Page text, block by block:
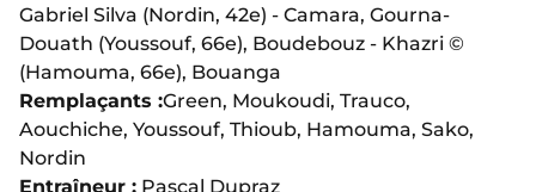
Gabriel Silva (Nordin, 42e) - Camara, Gourna-
Douath (Youssouf, 66e), Boudebouz - Khazri ©
(Hamouma, 66e), Bouanga
Remplaçants :Green, Moukoudi, Trauco,
Aouchiche, Youssouf, Thioub, Hamouma, Sako,
Nordin
Entraîneur : Pascal Dupraz